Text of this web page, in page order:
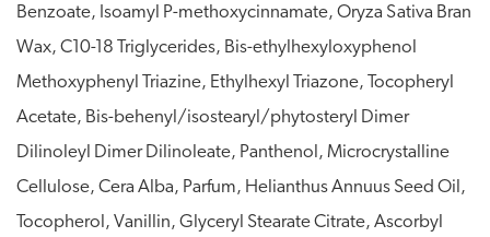
Benzoate, Isoamyl P-methoxycinnamate, Oryza Sativa Bran
Wax, C10-18 Triglycerides, Bis-ethylhexyloxyphenol
Methoxyphenyl Triazine, Ethylhexyl Triazone, Tocopheryl
Acetate, Bis-behenyl/isostearyl/phytosteryl Dimer
Dilinoleyl Dimer Dilinoleate, Panthenol, Microcrystalline
Cellulose, Cera Alba, Parfum, Helianthus Annuus Seed Oil,
Tocopherol, Vanillin, Glyceryl Stearate Citrate, Ascorbyl